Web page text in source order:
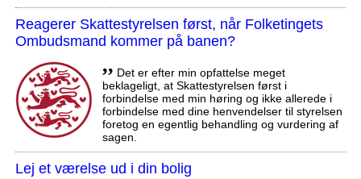
Reagerer Skattestyrelsen først, når Folketingets
Ombudsmand kommer på banen?
,, Det er efter min opfattelse meget
beklageligt, at Skattestyrelsen først i
forbindelse med min høring og ikke allerede i
forbindelse med dine henvendelser til styrelsen
foretog en egentlig behandling og vurdering af
sagen.
Lej et værelse ud i din bolig